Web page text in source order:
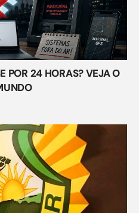
POR 24 HORAS? VEJA O